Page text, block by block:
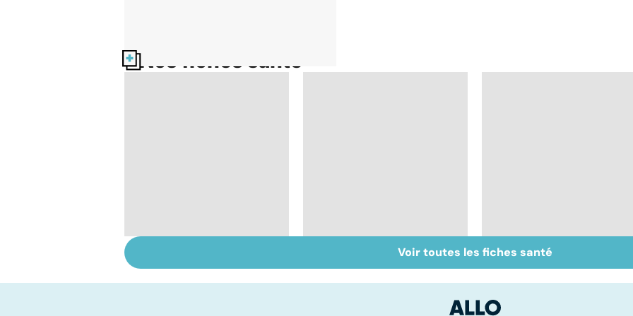
Nos fiches santé
pour la vie
Sexualité, infertilité
et PMA, des liens
Acupuncture :
comment est-elle
Voir toutes les fiches santé